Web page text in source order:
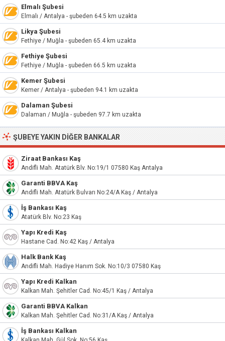
Elmalı Şubesi
Elmalı / Antalya - şubeden 64.5 km uzakta
Likya Şubesi
Fethiye / Muğla - şubeden 65.4 km uzakta
Fethiye Şubesi
Fethiye / Muğla - şubeden 66.5 km uzakta
Kemer Şubesi
Kemer / Antalya - şubeden 94.1 km uzakta
Dalaman Şubesi
Dalaman / Muğla - şubeden 97.7 km uzakta
ŞUBEYE YAKIN DIĞER BANKALAR
Ziraat Bankası Kaş
Andifli Mah. Atatürk Blv. No:19/1 07580 Kaş Antalya
Garanti BBVA Kaş
Andifli Mah. Atatürk Bulvarı No:24/A Kaş / Antalya
İş Bankası Kaş
Atatürk Blv. No:23 Kaş
Yapı Kredi Kaş
Hastane Cad. No:42 Kaş / Antalya
Halk Bank Kaş
Andifli Mah. Hadiye Hanım Sok. No:10/3 07580 Kaş
Yapı Kredi Kalkan
Kalkan Mah. Şehitler Cad. No:45/1 Kaş / Antalya
Garanti BBVA Kalkan
Kalkan Mah. Şehitler Cad. No:31/A Kaş / Antalya
İş Bankası Kalkan